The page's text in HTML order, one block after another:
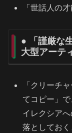
「世話人の
● 「謹厳な
大型アーテ
「クリーチ
てコピー」
イレクシア
落としておく